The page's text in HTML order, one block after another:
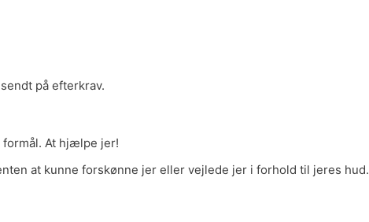
på efterkrav.
At hjælpe jer!
at kunne forskønne jer eller vejlede jer i forhold til jeres hud.